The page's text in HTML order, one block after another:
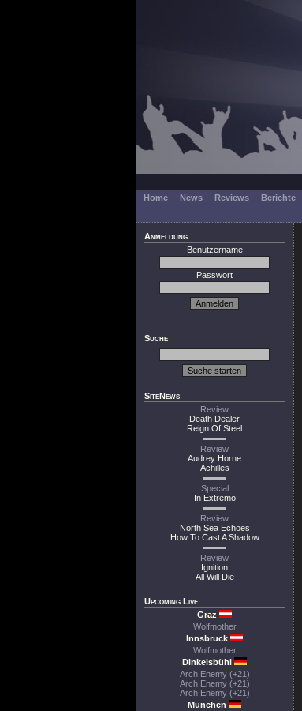
Home News Reviews Berichte
Anmeldung
Benutzername
Passwort
Suche
SiteNews
Review
Death Dealer
Reign Of Steel
Review
Audrey Horne
Achilles
Special
In Extremo
Review
North Sea Echoes
How To Cast A Shadow
Review
Ignition
All Will Die
Upcoming Live
Graz
Wolfmother
Innsbruck
Wolfmother
Dinkelsbühl
Arch Enemy (+21)
Arch Enemy (+21)
Arch Enemy (+21)
München